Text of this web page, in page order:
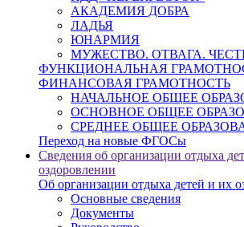
АКАДЕМИЯ ДОБРА
ЛАДЬЯ
ЮНАРМИЯ
МУЖЕСТВО. ОТВАГА.
ФУНКЦИОНАЛЬНАЯ
ФИНАНСОВАЯ ГРАМОТНОСТЬ
НАЧАЛЬНОЕ ОБЩЕЕ
ОСНОВНОЕ ОБЩЕЕ
СРЕДНЕЕ ОБЩЕЕ
Переход на новые ФГОСы
Сведения об организации отдыха
оздоровлении
Об организации отдыха детей и их
Основные сведения
Документы